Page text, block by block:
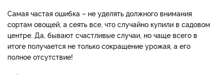
Самая частая ошибка – не уделять должного внимания
сортам овощей, а сеять все, что случайно купили в садовом
центре. Да, бывают счастливые случаи, но чаще всего в
итоге получается не только сокращение урожая, а его
полное отсутствие!